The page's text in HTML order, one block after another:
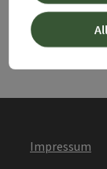
Services
Impressum